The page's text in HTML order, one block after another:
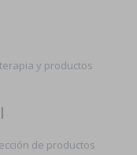
y productos
de productos